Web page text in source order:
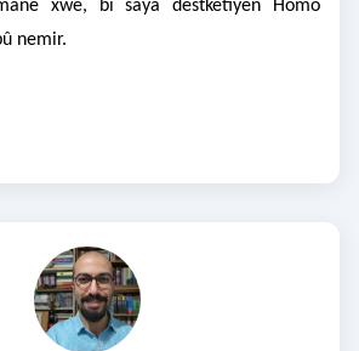
xwe, bi saya destketîyên Homo
nemir.